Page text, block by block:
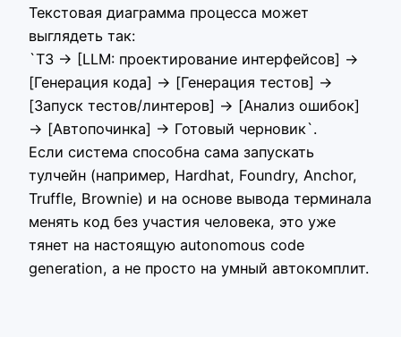
Текстовая диаграмма процесса может
выглядеть так:
`ТЗ → [LLM: проектирование интерфейсов] →
[Генерация кода] → [Генерация тестов] →
[Запуск тестов/линтеров] → [Анализ ошибок]
→ [Автопочинка] → Готовый черновик`.
Если система способна сама запускать
тулчейн (например, Hardhat, Foundry, Anchor,
Truffle, Brownie) и на основе вывода терминала
менять код без участия человека, это уже
тянет на настоящую autonomous code
generation, а не просто на умный автокомплит.